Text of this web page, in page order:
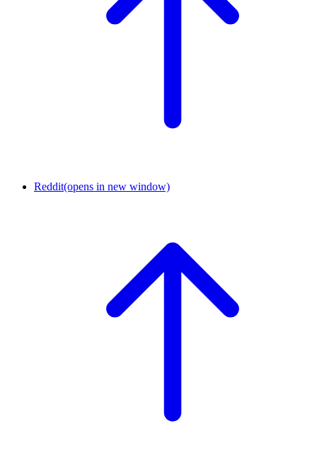
Reddit(opens in new window)